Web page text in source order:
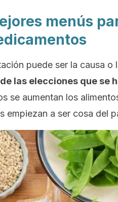
menús
puede ser la causa o
las elecciones que se
se aumentan los
empiezan a ser cosa del